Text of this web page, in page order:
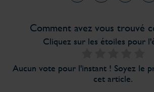
Comment avez vous trouvé
Cliquez sur les étoiles pour
Aucun vote pour l'instant ! Soyez le
cet article.